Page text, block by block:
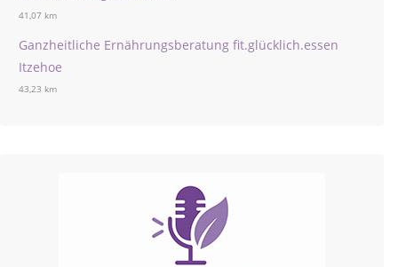
41,07 km
Ganzheitliche Ernährungsberatung fit.glücklich.essen
Itzehoe
43,23 km